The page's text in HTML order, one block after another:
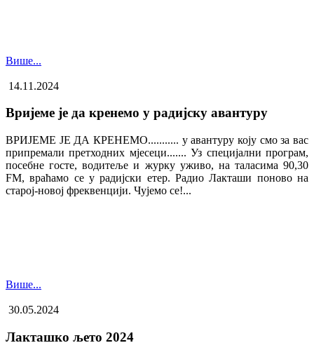
Више...
14.11.2024
Вријеме је да кренемо у радијску авантуру
ВРИЈЕМЕ ЈЕ ДА КРЕНЕМО........... у авантуру коју смо за вас
припремали претходних мјесеци....... Уз специјални програм,
посебне госте, водитеље и журку уживо, на таласима 90,30
FM, враћамо се у радијски етер. Радио Лакташи поново на
старој-новој фреквенцији. Чујемо се!...
Више...
30.05.2024
Лакташко љето 2024